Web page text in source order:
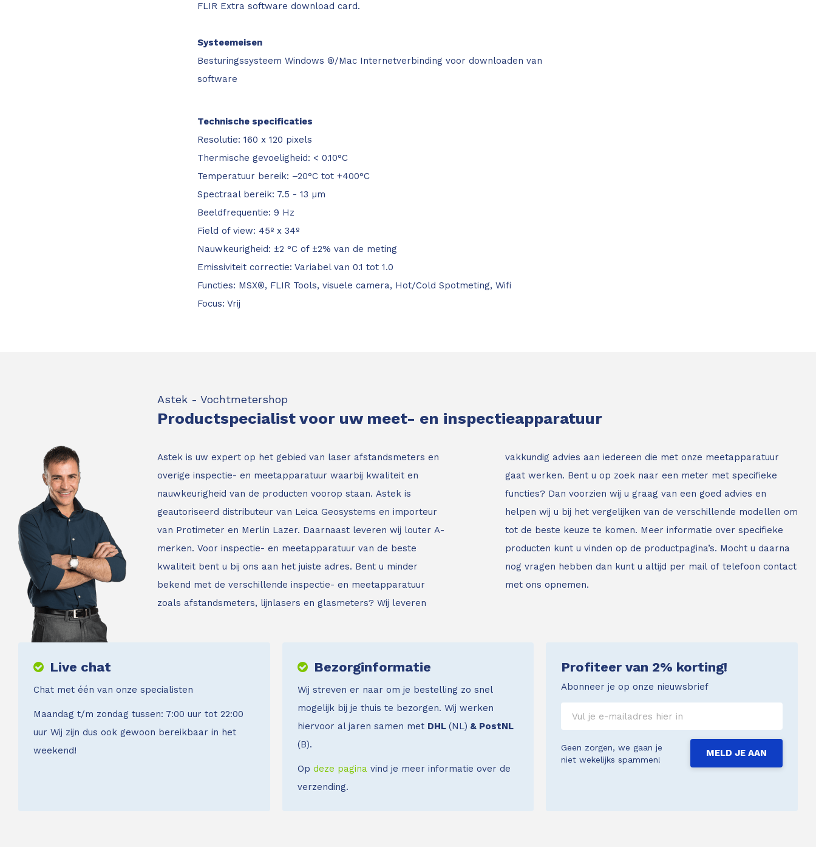
FLIR Extra software download card.
Systeemeisen
Besturingssysteem Windows ®/Mac Internetverbinding voor downloaden van
software
Technische specificaties
Resolutie: 160 x 120 pixels
Thermische gevoeligheid: < 0.10°C
Temperatuur bereik: –20°C tot +400°C
Spectraal bereik: 7.5 - 13 µm
Beeldfrequentie: 9 Hz
Field of view: 45º x 34º
Nauwkeurigheid: ±2 °C of ±2% van de meting
Emissiviteit correctie: Variabel van 0.1 tot 1.0
Functies: MSX®, FLIR Tools, visuele camera, Hot/Cold Spotmeting, Wifi
Focus: Vrij
Astek - Vochtmetershop
Productspecialist voor uw meet- en inspectieapparatuur
Astek is uw expert op het gebied van laser afstandsmeters en
overige inspectie- en meetapparatuur waarbij kwaliteit en
nauwkeurigheid van de producten voorop staan. Astek is
geautoriseerd distributeur van Leica Geosystems en importeur
van Protimeter en Merlin Lazer. Daarnaast leveren wij louter A-
merken. Voor inspectie- en meetapparatuur van de beste
kwaliteit bent u bij ons aan het juiste adres. Bent u minder
bekend met de verschillende inspectie- en meetapparatuur
zoals afstandsmeters, lijnlasers en glasmeters? Wij leveren
vakkundig advies aan iedereen die met onze meetapparatuur
gaat werken. Bent u op zoek naar een meter met specifieke
functies? Dan voorzien wij u graag van een goed advies en
helpen wij u bij het vergelijken van de verschillende modellen om
tot de beste keuze te komen. Meer informatie over specifieke
producten kunt u vinden op de productpagina’s. Mocht u daarna
nog vragen hebben dan kunt u altijd per mail of telefoon contact
met ons opnemen.
Live chat
Chat met één van onze specialisten
Maandag t/m zondag tussen: 7:00 uur tot 22:00
uur Wij zijn dus ook gewoon bereikbaar in het
weekend!
Bezorginformatie
Wij streven er naar om je bestelling zo snel
mogelijk bij je thuis te bezorgen. Wij werken
hiervoor al jaren samen met DHL (NL) & PostNL
(B).
Op deze pagina vind je meer informatie over de
verzending.
Profiteer van 2% korting!
Abonneer je op onze nieuwsbrief
Geen zorgen, we gaan je
niet wekelijks spammen!
MELD JE AAN